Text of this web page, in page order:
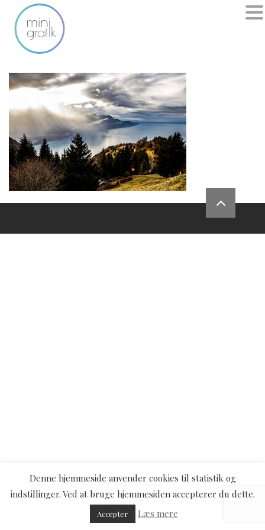
Denne hjemmeside anvender cookies til statistik og
indstillinger. Ved at bruge hjemmesiden accepterer du dette.
Accepter Læs mere